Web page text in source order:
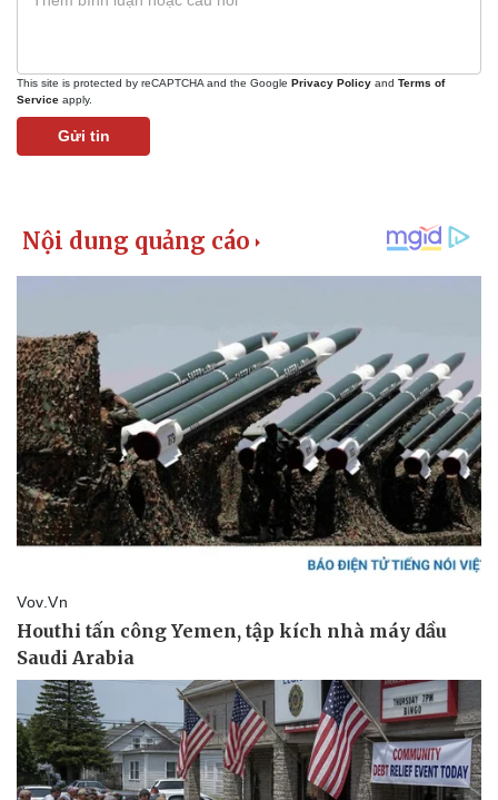
This site is protected by reCAPTCHA and the Google Privacy Policy and Terms of
Service apply.
Gửi tin